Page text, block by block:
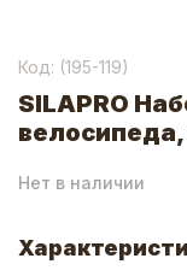
Код: (195-119)
SILAPRO
Нет в наличии